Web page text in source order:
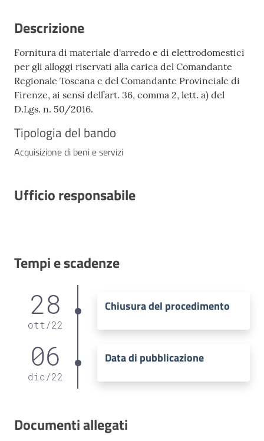
Descrizione
Fornitura di materiale d'arredo e di elettrodomestici
per gli alloggi riservati alla carica del Comandante
Regionale Toscana e del Comandante Provinciale di
Firenze, ai sensi dell’art. 36, comma 2, lett. a) del
D.Lgs. n. 50/2016.
Tipologia del bando
Acquisizione di beni e servizi
Ufficio responsabile
Tempi e scadenze
28
ott /22
Chiusura del procedimento
06
dic /22
Data di pubblicazione
Documenti allegati